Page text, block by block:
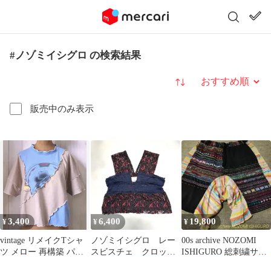
#ノゾミイシグロ の検索結果
販売中のみ表示
並び替え
¥3,400
vintage リメイクTシャ
ツ メロー 再構築 パッ
¥6,400
ノゾミイシグロ レー
スビスチェ クロップ
¥ 19,800
​00s archive NOZOMI
ISHIGURO 総刺繍サル